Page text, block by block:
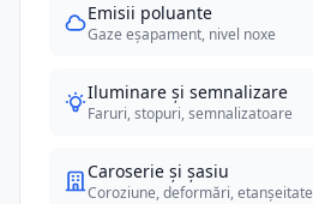
Emisii poluante
Gaze eșapament, nivel noxe
Iluminare și semnalizare
Faruri, stopuri, semnalizatoare
Caroserie și șasiu
Coroziune, deformări, etanșeitate